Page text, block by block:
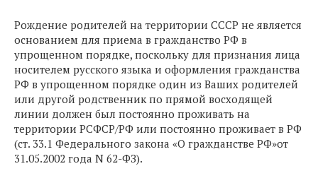
Рождение родителей на территории СССР не является
основанием для приема в гражданство РФ в
упрощенном порядке, поскольку для признания лица
носителем русского языка и оформления гражданства
РФ в упрощенном порядке один из Ваших родителей
или другой родственник по прямой восходящей
линии должен был постоянно проживать на
территории РСФСР/РФ или постоянно проживает в РФ
(ст. 33.1 Федерального закона «О гражданстве РФ»от
31.05.2002 года N 62-ФЗ).